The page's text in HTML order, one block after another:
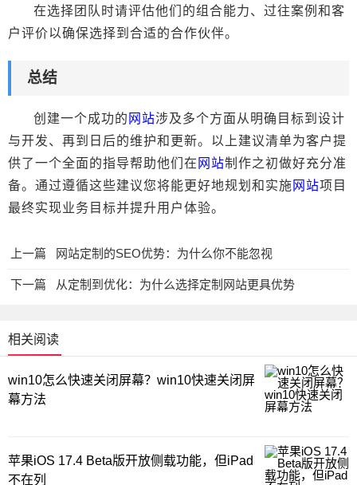
在选择团队时请评估他们的组合能力、过往案例和客
户评价以确保选择到合适的合作伙伴。
总结
创建一个成功的 网站涉及多个方面从明确目标到设计
与开发、再到日后的维护和更新。以上建议清单为客户提
供了一个全面的指导帮助他们在 网站制作之初做好充分准
备。通过遵循这些建议您将能更好地规划和实施 网站项目
最终实现业务目标并提升用户体验。
上一篇 网站定制的SEO优势：为什么你不能忽视
下一篇 从定制到优化：为什么选择定制网站更具优势
相关阅读
win10怎么快速关闭屏幕？win10快速关闭屏
幕方法
苹果iOS 17.4 Beta版开放侧载功能，但iPad
不在列